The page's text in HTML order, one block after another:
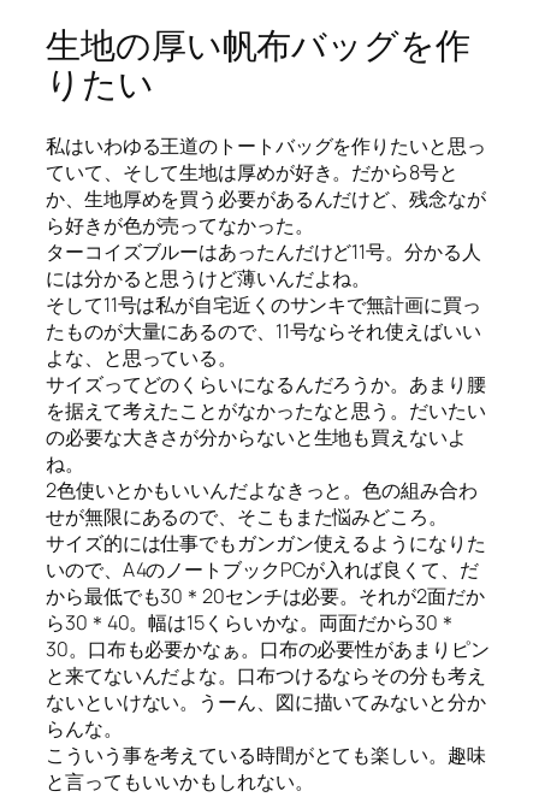
生地の厚い帆布バッグを作
りたい
私はいわゆる王道のトートバッグを作りたいと思っ
ていて、そして生地は厚めが好き。だから8号と
か、生地厚めを買う必要があるんだけど、残念なが
ら好きが色が売ってなかった。
ターコイズブルーはあったんだけど11号。分かる人
には分かると思うけど薄いんだよね。
そして11号は私が自宅近くのサンキで無計画に買っ
たものが大量にあるので、11号ならそれ使えばいい
よな、と思っている。
サイズってどのくらいになるんだろうか。あまり腰
を据えて考えたことがなかったなと思う。だいたい
の必要な大きさが分からないと生地も買えないよ
ね。
2色使いとかもいいんだよなきっと。色の組み合わ
せが無限にあるので、そこもまた悩みどころ。
サイズ的には仕事でもガンガン使えるようになりた
いので、A4のノートブックPCが入れば良くて、だ
から最低でも30＊20センチは必要。それが2面だか
ら30＊40。幅は15くらいかな。両面だから30＊
30。口布も必要かなぁ。口布の必要性があまりピン
と来てないんだよな。口布つけるならその分も考え
ないといけない。うーん、図に描いてみないと分か
らんな。
こういう事を考えている時間がとても楽しい。趣味
と言ってもいいかもしれない。